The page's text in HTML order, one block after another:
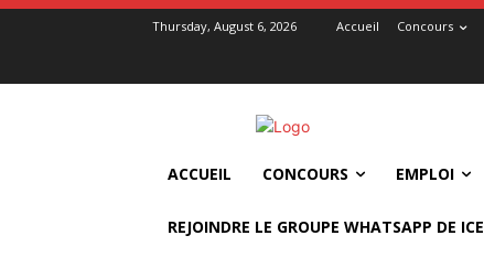
Thursday, August 6, 2026 Accueil Concours
ACCUEIL CONCOURS EMPLOI
REJOINDRE LE GROUPE WHATSAPP DE ICE